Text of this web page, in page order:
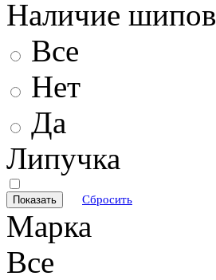
Наличие шипов
Все
Нет
Да
Липучка
Сбросить
Марка
Все